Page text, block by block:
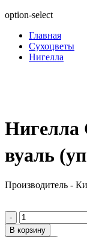
option-select
Главная
Сухоцветы
Нигелла
Нигелла
вуаль
Производитель -
-
В корзину